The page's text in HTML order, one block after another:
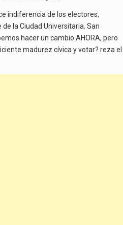
indiferencia de los electores,
la Ciudad Universitaria. San
hacer un cambio AHORA, pero
madurez cívica y votar? reza el